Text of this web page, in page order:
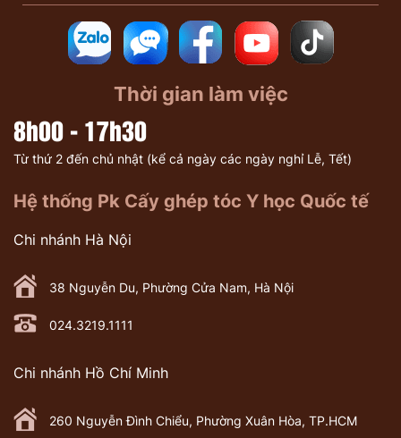
Thời gian làm việc
8h00 - 17h30
Từ thứ 2 đến chủ nhật (kể cả ngày các ngày nghỉ Lễ, Tết)
Hệ thống Pk Cấy ghép tóc Y học Quốc tế
Chi nhánh Hà Nội
38 Nguyễn Du, Phường Cửa Nam, Hà Nội
024.3219.1111
Chi nhánh Hồ Chí Minh
260 Nguyễn Đình Chiểu, Phường Xuân Hòa, TP.HCM